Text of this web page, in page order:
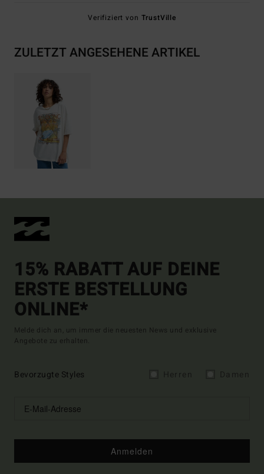
Verifiziert von TrustVille
ZULETZT ANGESEHENE ARTIKEL
15% RABATT AUF DEINE
ERSTE BESTELLUNG
ONLINE*
Melde dich an, um immer die neuesten News und exklusive
Angebote zu erhalten.
Bevorzugte Styles
Anmelden